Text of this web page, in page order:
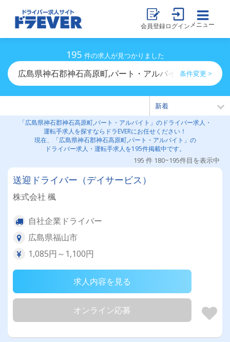
会員登録ログイン メニュー
195 件の求人が見つかりました
広島県神石郡神石高原町,パート・アルバイトのドライバ
条件変更 >
「広島県神石郡神石高原町,パート・アルバイト」のドライバー求人・
運転手求人を探すならドラEVERにお任せください！
現在、「広島県神石郡神石高原町,パート・アルバイト」の
ドライバー求人・運転手求人を195件掲載中です。
195 件 180~195件目を表示中
送迎ドライバー（デイサービス）
株式会社 楓
自社企業ドライバー
広島県福山市
1,085円～1,100円
求人内容を見る
オンライン応募